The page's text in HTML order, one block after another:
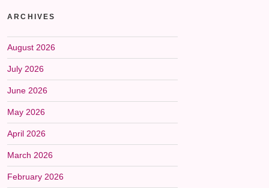
ARCHIVES
August 2026
July 2026
June 2026
May 2026
April 2026
March 2026
February 2026